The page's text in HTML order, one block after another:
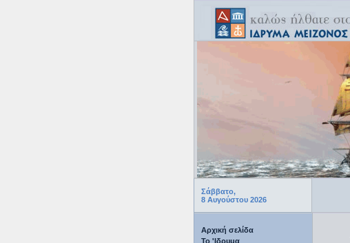
Σάββατο,
8 Αυγούστου 2026
Αρχική σελίδα
Το 'Ιδρυμα